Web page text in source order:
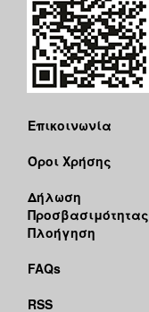
Επικοινωνία
Όροι Χρήσης
Δήλωση
Προσβασιμότητας
Πλοήγηση
FAQs
RSS